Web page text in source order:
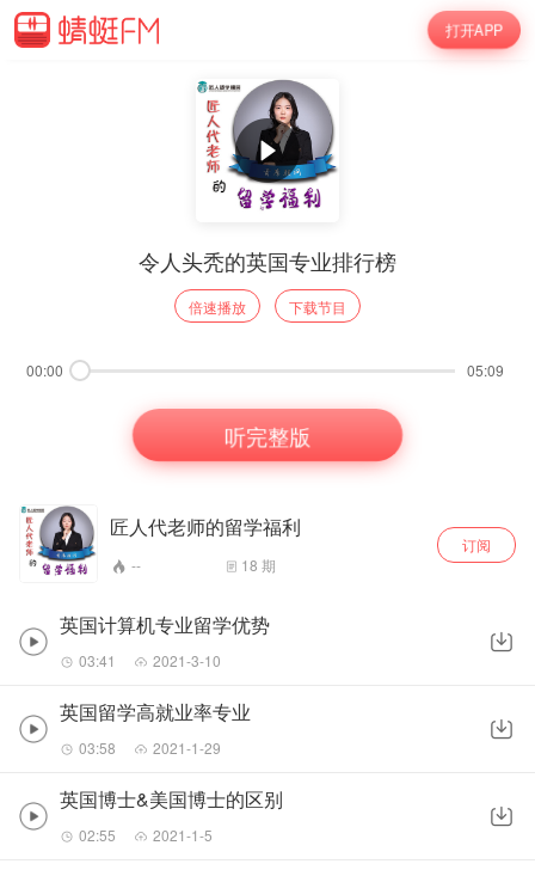
打开APP
令人头秃的英国专业排行榜
倍速播放 下载节目
00:00 05:09
听完整版
匠人代老师的留学福利
-- 18 期
订阅
英国计算机专业留学优势
03:41 2021-3-10
英国留学高就业率专业
03:58 2021-1-29
英国博士&美国博士的区别
02:55 2021-1-5